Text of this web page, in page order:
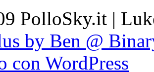
PolloSky.it |
by Ben @
con WordPress